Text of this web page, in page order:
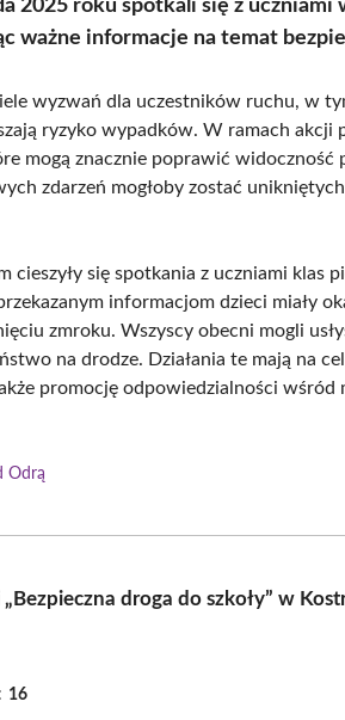
2025 roku spotkali się z uczniami
ważne informacje na temat
wyzwań dla uczestników ruchu, w
ryzyko wypadków. W ramach akcji
mogą znacznie poprawić widoczność
zdarzeń mogłoby zostać
cieszyły się spotkania z uczniami klas
informacjom dzieci miały
zmroku. Wszyscy obecni mogli
na drodze. Działania te mają na
promocję odpowiedzialności
Odrą
droga do szkoły” w
16